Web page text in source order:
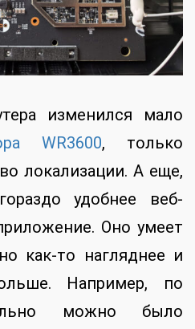
изменился мало
WR3600, только
локализации. А еще,
удобнее веб-
Оно умеет
как-то нагляднее и
Например, по
можно было